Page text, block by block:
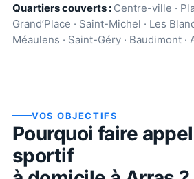
Quartiers couverts : Centre-ville ·
Grand’Place · Saint-Michel · Les
Méaulens · Saint-Géry · Baudimont ·
VOS OBJECTIFS
Pourquoi faire
sportif